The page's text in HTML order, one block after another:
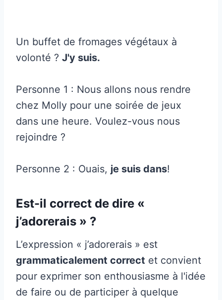
Un buffet de fromages végétaux à
volonté ? J'y suis.
Personne 1 : Nous allons nous rendre
chez Molly pour une soirée de jeux
dans une heure. Voulez-vous nous
rejoindre ?
Personne 2 : Ouais, je suis dans!
Est-il correct de dire «
j’adorerais » ?
L’expression « j’adorerais » est
grammaticalement correct et convient
pour exprimer son enthousiasme à l'idée
de faire ou de participer à quelque